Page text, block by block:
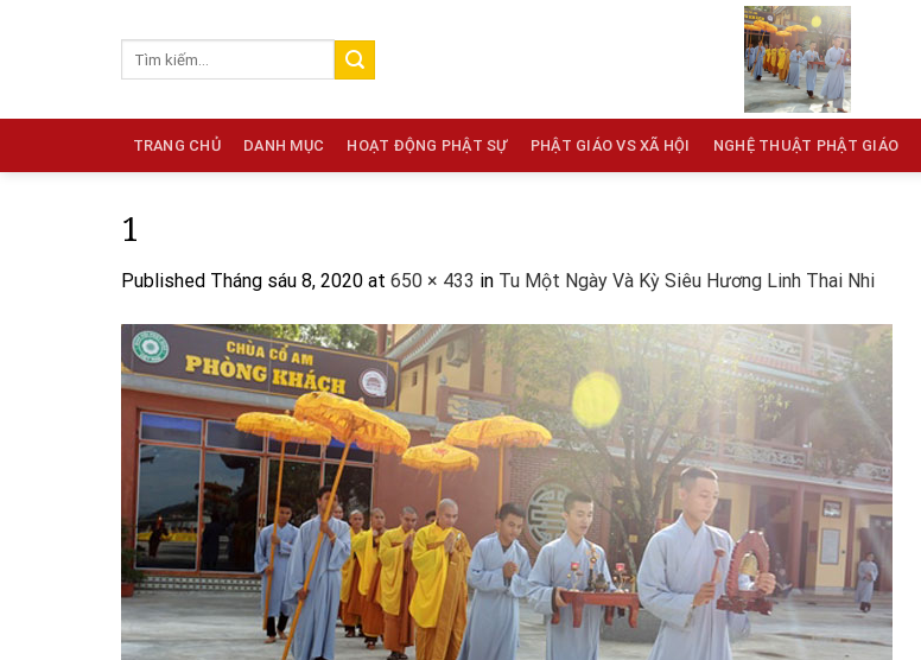
TRANG CHỦ DANH MỤC HOẠT ĐỘNG PHẬT SỰ PHẬT GIÁO VS XÃ HỘI NGHỆ THUẬT PHẬT GIÁO
1
Published Tháng sáu 8, 2020 at 650 × 433 in Tu Một Ngày Và Kỳ Siêu Hương Linh Thai Nhi